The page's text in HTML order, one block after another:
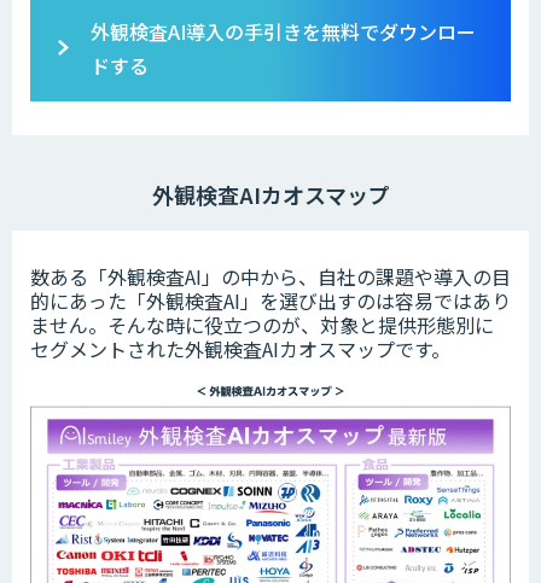
外観検査AI導入の手引きを無料でダウンロー
ドする
外観検査AIカオスマップ
数ある「外観検査AI」の中から、自社の課題や導入の目
的にあった「外観検査AI」を選び出すのは容易ではあり
ません。そんな時に役立つのが、対象と提供形態別に
セグメントされた外観検査AIカオスマップです。